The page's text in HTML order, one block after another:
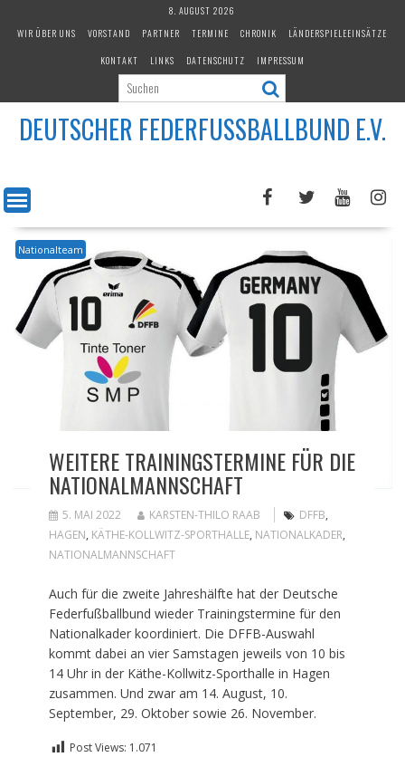
8. AUGUST 2026
WIR ÜBER UNS
VORSTAND PARTNER TERMINE CHRONIK
LÄNDERSPIELEEINSÄTZE
KONTAKT
LINKS DATENSCHUTZ IMPRESSUM
DEUTSCHER FEDERFUSSBALLBUND E.V.
Nationalteam
WEITERE TRAININGSTERMINE FÜR DIE
NATIONALMANNSCHAFT
5. MAI 2022 KARSTEN-THILO RAAB DFFB,
HAGEN, KÄTHE-KOLLWITZ-SPORTHALLE, NATIONALKADER,
NATIONALMANNSCHAFT
Auch für die zweite Jahreshälfte hat der Deutsche
Federfußballbund wieder Trainingstermine für den
Nationalkader koordiniert. Die DFFB-Auswahl
kommt dabei an vier Samstagen jeweils von 10 bis
14 Uhr in der Käthe-Kollwitz-Sporthalle in Hagen
zusammen. Und zwar am 14. August, 10.
September, 29. Oktober sowie 26. November.
Post Views: 1.071